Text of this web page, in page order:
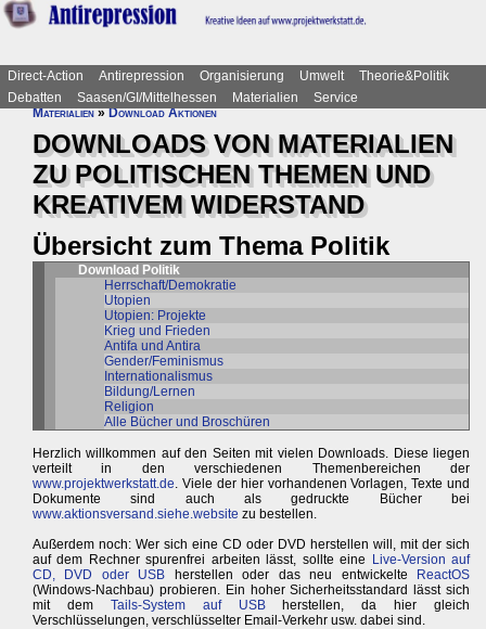
Direct-Action Antirepression Organisierung Umwelt
Theorie&Politik
Debatten
Saasen/GI/Mittelhessen Materialien
Service
Materialien»Download Aktionen
DOWNLOADS VON MATERIALIEN
ZU POLITISCHEN THEMEN UND
KREATIVEM WIDERSTAND
Übersicht zum Thema Politik
Download Politik
Herrschaft/Demokratie
Utopien
Utopien: Projekte
Krieg und Frieden
Antifa und Antira
Gender/Feminismus
Internationalismus
Bildung/Lernen
Religion
Alle Bücher und Broschüren
Herzlich willkommen auf den Seiten mit vielen Downloads. Diese liegen
verteilt in den verschiedenen Themenbereichen der
www.projektwerkstatt.de. Viele der hier vorhandenen Vorlagen, Texte und
Dokumente sind auch als gedruckte Bücher bei
www.aktionsversand.siehe.website zu bestellen.
Außerdem noch: Wer sich eine CD oder DVD herstellen will, mit der sich
auf dem Rechner spurenfrei arbeiten lässt, sollte eine
Live-Version auf
CD, DVD oder USB herstellen oder das neu entwickelte
ReactOS
(Windows-Nachbau) probieren. Ein hoher Sicherheitsstandard lässt sich
mit dem Tails-System auf USBherstellen, da hier gleich
Verschlüsselungen, verschlüsselter Email-Verkehr usw. dabei sind.